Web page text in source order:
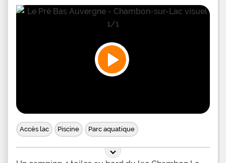
Accès lac Piscine Parc aquatique